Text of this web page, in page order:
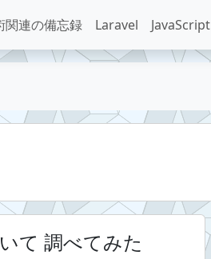
関連の備忘録 Laravel JavaScript
て 調べてみた